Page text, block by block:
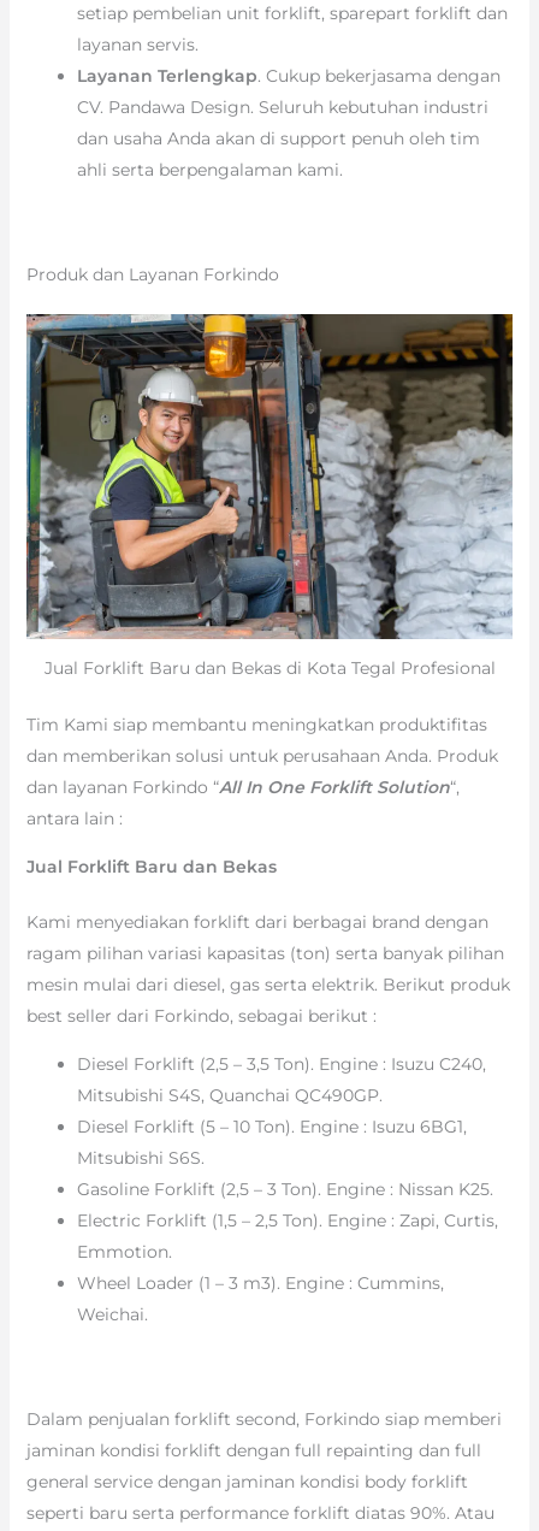
setiap pembelian unit forklift, sparepart forklift dan
layanan servis.
Layanan Terlengkap. Cukup bekerjasama dengan
CV. Pandawa Design. Seluruh kebutuhan industri
dan usaha Anda akan di support penuh oleh tim
ahli serta berpengalaman kami.
Produk dan Layanan Forkindo
Jual Forklift Baru dan Bekas di Kota Tegal Profesional
Tim Kami siap membantu meningkatkan produktifitas
dan memberikan solusi untuk perusahaan Anda. Produk
dan layanan Forkindo “All In One Forklift Solution“,
antara lain :
Jual Forklift Baru dan Bekas
Kami menyediakan forklift dari berbagai brand dengan
ragam pilihan variasi kapasitas (ton) serta banyak pilihan
mesin mulai dari diesel, gas serta elektrik. Berikut produk
best seller dari Forkindo, sebagai berikut :
Diesel Forklift (2,5 – 3,5 Ton). Engine : Isuzu C240,
Mitsubishi S4S, Quanchai QC490GP.
Diesel Forklift (5 – 10 Ton). Engine : Isuzu 6BG1,
Mitsubishi S6S.
Gasoline Forklift (2,5 – 3 Ton). Engine : Nissan K25.
Electric Forklift (1,5 – 2,5 Ton). Engine : Zapi, Curtis,
Emmotion.
Wheel Loader (1 – 3 m3). Engine : Cummins,
Weichai.
Dalam penjualan forklift second, Forkindo siap memberi
jaminan kondisi forklift dengan full repainting dan full
general service dengan jaminan kondisi body forklift
seperti baru serta performance forklift diatas 90%. Atau